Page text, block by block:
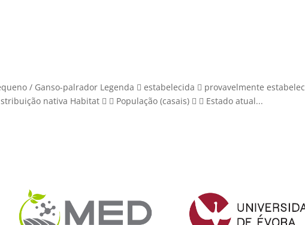
/ Ganso-palrador Legenda  estabelecida  provavelmente
nativa Habitat   População (casais)   Estado atual...